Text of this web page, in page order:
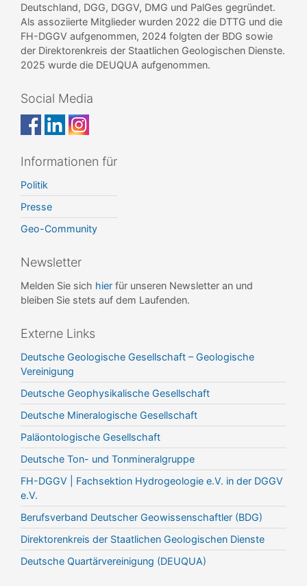
Deutschland, DGG, DGGV, DMG und PalGes gegründet.
Als assoziierte Mitglieder wurden 2022 die DTTG und die
FH-DGGV aufgenommen, 2024 folgten der BDG sowie
der Direktorenkreis der Staatlichen Geologischen Dienste.
2025 wurde die DEUQUA aufgenommen.
Social Media
Informationen für
Politik
Presse
Geo-Community
Newsletter
Melden Sie sich hier für unseren Newsletter an und
bleiben Sie stets auf dem Laufenden.
Externe Links
Deutsche Geologische Gesellschaft – Geologische
Vereinigung
Deutsche Geophysikalische Gesellschaft
Deutsche Mineralogische Gesellschaft
Paläontologische Gesellschaft
Deutsche Ton- und Tonmineralgruppe
FH-DGGV | Fachsektion Hydrogeologie e.V. in der DGGV
e.V.
Berufsverband Deutscher Geowissenschaftler (BDG)
Direktorenkreis der Staatlichen Geologischen Dienste
Deutsche Quartärvereinigung (DEUQUA)